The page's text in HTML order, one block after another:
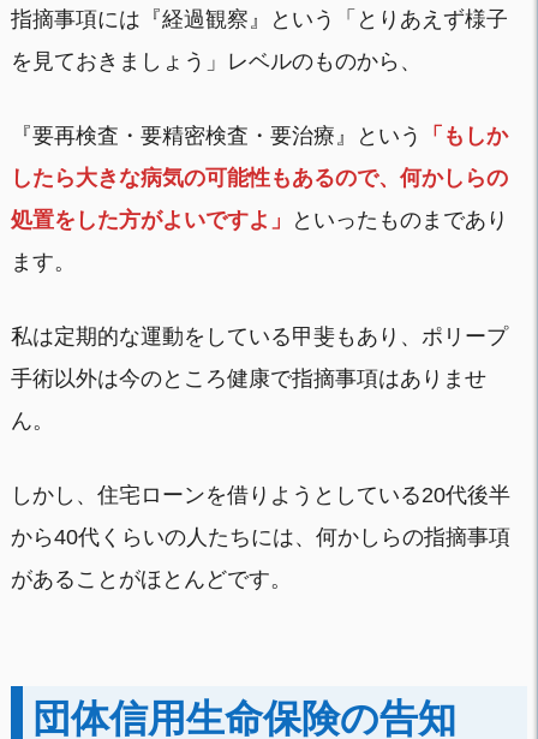
指摘事項には『経過観察』という「とりあえず様子
を見ておきましょう」レベルのものから、
『要再検査・要精密検査・要治療』という
「もしか
したら大きな病気の可能性もあるので、何かしらの
処置をした方がよいですよ」
といったものまであり
ます。
私は定期的な運動をしている甲斐もあり、ポリープ
手術以外は今のところ健康で指摘事項はありませ
ん。
しかし、住宅ローンを借りようとしている20代後半
から40代くらいの人たちには、何かしらの指摘事項
があることがほとんどです。
団体信用生命保険の告知